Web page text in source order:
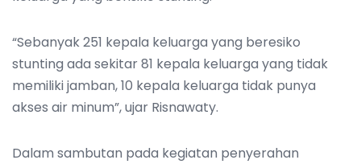
“Sebanyak 251 kepala keluarga yang beresiko
stunting ada sekitar 81 kepala keluarga yang tidak
memiliki jamban, 10 kepala keluarga tidak punya
akses air minum”, ujar Risnawaty.
Dalam sambutan pada kegiatan penyerahan